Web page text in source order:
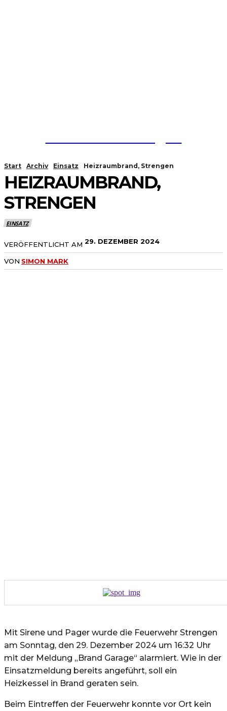
Start Archiv Einsatz Heizraumbrand, Strengen
HEIZRAUMBRAND,
STRENGEN
EINSATZ
VERÖFFENTLICHT AM 29. DEZEMBER 2024
VON SIMON MARK
Mit Sirene und Pager wurde die Feuerwehr Strengen
am Sonntag, den 29. Dezember 2024 um 16:32 Uhr
mit der Meldung „Brand Garage“ alarmiert. Wie in der
Einsatzmeldung bereits angeführt, soll ein
Heizkessel in Brand geraten sein.
Beim Eintreffen der Feuerwehr konnte vor Ort kein